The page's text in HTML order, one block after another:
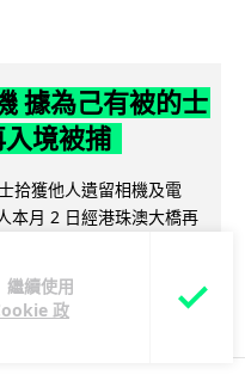
繼續使用
政
據為己有被的士
境被捕
拾獲他人遺留相機及電
本月 2 日經港珠澳大橋再